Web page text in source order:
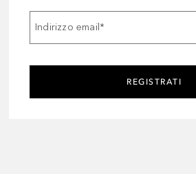
Indirizzo email*
REGISTRATI